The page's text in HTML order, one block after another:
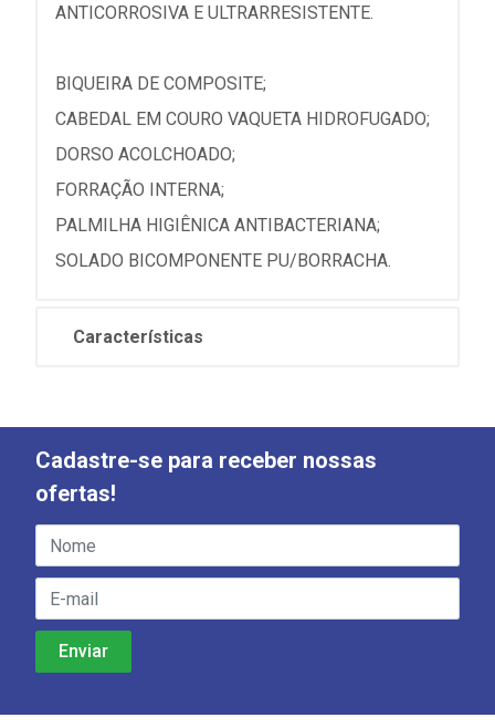
ANTICORROSIVA E ULTRARRESISTENTE.
BIQUEIRA DE COMPOSITE;
CABEDAL EM COURO VAQUETA HIDROFUGADO;
DORSO ACOLCHOADO;
FORRAÇÃO INTERNA;
PALMILHA HIGIÊNICA ANTIBACTERIANA;
SOLADO BICOMPONENTE PU/BORRACHA.
Características
Cadastre-se para receber nossas
ofertas!